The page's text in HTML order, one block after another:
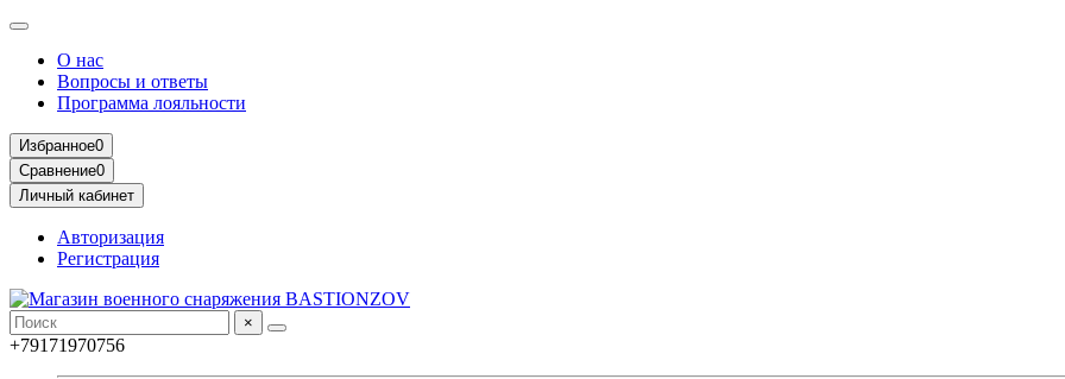
О нас
Вопросы и ответы
Программа лояльности
Избранное0
Сравнение0
Личный кабинет
Авторизация
Регистрация
×
+79171970756